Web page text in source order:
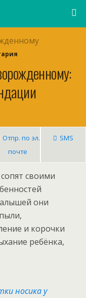
Отпр. по эл.
почте
SMS
своими
они
и корочки
ребёнка,
носика у